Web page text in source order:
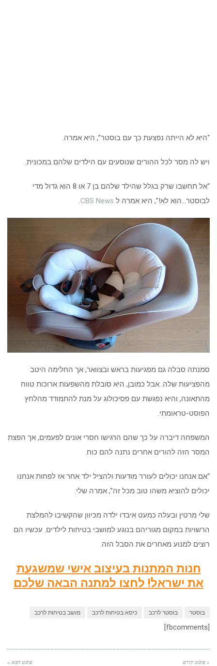
“היא לא הייתה נפצעת כך עם בוסטר”, היא אמרה.
ויש לה מסר לכל ההורים שנוסעים עם הילדים שלהם במכונית.
“אל תחשבו שרק בגלל שהילד שלהם בן 7 או 8 הוא גדול מדי
לבוסטר…הוא לא!”, היא אמרה ל CBS News
סמנתה סבלה גם מפגיעות בראש ובצוואר, אך החלימה היטב
מהפציעות שלה. אבל כמובן, היא סובלת מהשפעות ארוכות טווח
מהתאונה, והיא נפגשת עם פסיכולוג על מנת להתמודד מהלחץ
הפוסט-טראומתי.
המשפחה דיברה על כך שהם הרגישו חסרי אונים לפעמים, אך הפצת
המסר הזה להורים אחרים נתנה להם כוח.
“אם אנחנו יכולים לעורר מודעות ולהציל ילד אחר אז לפחות אנחנו
יכולים להוציא משהו טוב מכל זה”, אמרה שלי.
שלי מרטין ובעלה כמעט איבדו ילדה מכיוון שהקשיבו להמלצת
הרשויות במקום מגוריהם בנוגע למושבי בטיחות לילדים. עכשיו הם
רוצים למנוע מאחרים את הסבל הזה.
חנות המתנות בעיצוב אישי שמשגעת
את ישראל! לחצו למתנה הבאה שלכם
בוסטר בוסטר לרכב כיסא בטיחות לרכב מושב בטיחות לרכב
[fbcomments]
« פוסט קודם פוסט הבא »